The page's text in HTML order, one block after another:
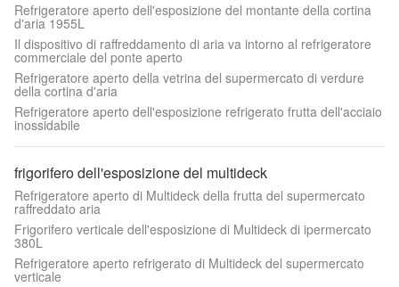
Refrigeratore aperto dell'esposizione del montante della cortina
d'aria 1955L
Il dispositivo di raffreddamento di aria va intorno al refrigeratore
commerciale del ponte aperto
Refrigeratore aperto della vetrina del supermercato di verdure
della cortina d'aria
Refrigeratore aperto dell'esposizione refrigerato frutta dell'acciaio
inossidabile
frigorifero dell'esposizione del multideck
Refrigeratore aperto di Multideck della frutta del supermercato
raffreddato aria
Frigorifero verticale dell'esposizione di Multideck di ipermercato
380L
Refrigeratore aperto refrigerato di Multideck del supermercato
verticale